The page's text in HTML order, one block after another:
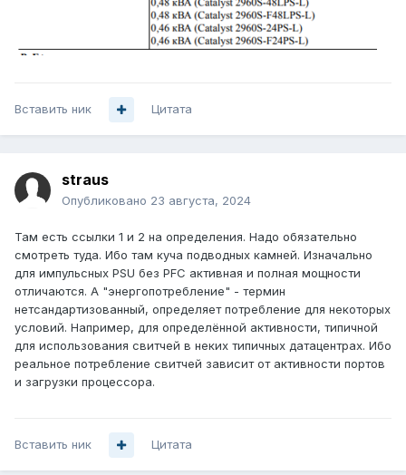
Вставить ник Цитата
straus
Опубликовано 23 августа, 2024
Там есть ссылки 1 и 2 на определения. Надо обязательно
смотреть туда. Ибо там куча подводных камней. Изначально
для импульсных PSU без PFC активная и полная мощности
отличаются. А "энергопотребление" - термин
нетсандартизованный, определяет потребление для некоторых
условий. Например, для определённой активности, типичной
для использования свитчей в неких типичных датацентрах. Ибо
реальное потребление свитчей зависит от активности портов
и загрузки процессора.
Вставить ник Цитата